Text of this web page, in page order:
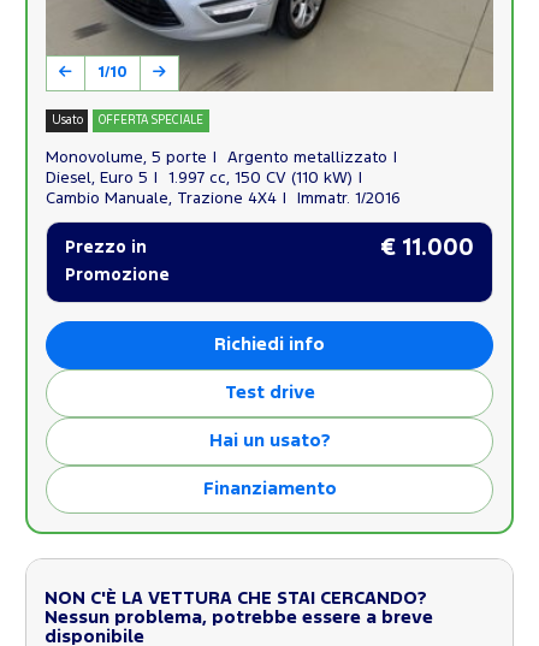
1/10
Usato OFFERTA SPECIALE
Monovolume, 5 porte
Argento metallizzato
Diesel, Euro 5
1.997 cc, 150 CV (110 kW)
Cambio Manuale, Trazione 4X4
Immatr. 1/2016
Prezzo in
Promozione
€ 11.000
Richiedi info
Test drive
Hai un usato?
Finanziamento
NON C'È LA VETTURA CHE STAI CERCANDO?
Nessun problema, potrebbe essere a breve
disponibile